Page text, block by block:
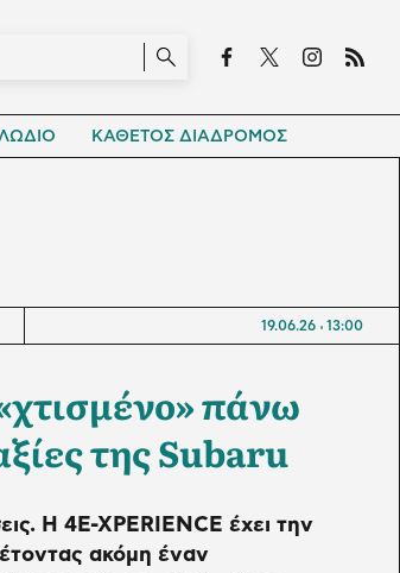
ΚΑΘΕΤΟΣ ΔΙΑΔΡΟΜΟΣ
19.06.26 13:00
πάνω
της Subaru
Η 4E-XPERIENCE έχει την
ακόμη έναν